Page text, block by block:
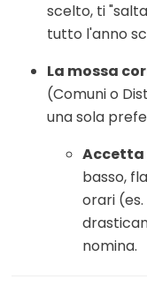
scelto, ti
tutto l'anno
La mossa
(Comuni o
una sola
Accetta
basso,
orari
nomina.